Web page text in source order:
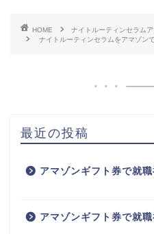
HOME
ナイトルーティンセラム
ナイトルーティンセラムをアマゾン
最近の投稿
アマゾンギフト券で就
アマゾンギフト券で就